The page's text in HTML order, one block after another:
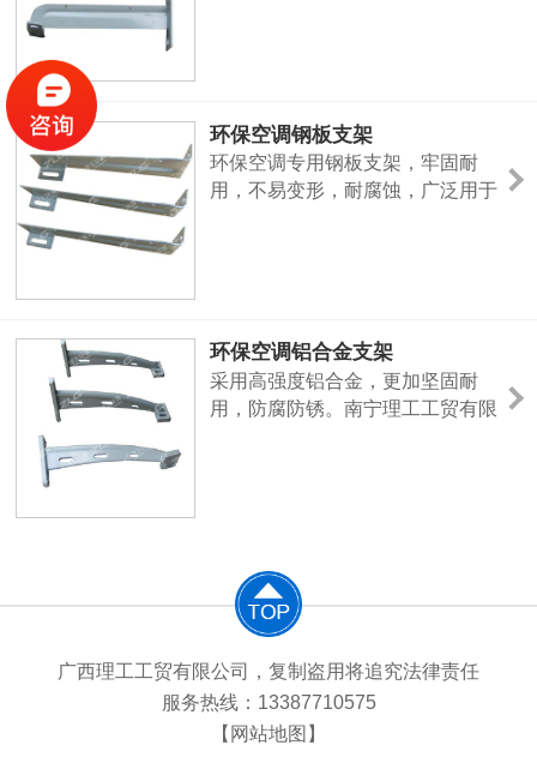
制出高品质、低能耗、环保型系列
蒸发冷气机。
环保空调钢板支架
环保空调专用钢板支架，牢固耐
用，不易变形，耐腐蚀，广泛用于
及离心风机技术基础上研制出高品
质、低能耗、环保型的“ZLG”系列
蒸发冷气机。
环保空调铝合金支架
采用高强度铝合金，更加坚固耐
用，防腐防锈。南宁理工工贸有限
能耗、环保型的“ZLG”系列蒸发冷
气机。
广西理工工贸有限公司，复制盗用将追究法律责任
服务热线：13387710575
【网站地图】